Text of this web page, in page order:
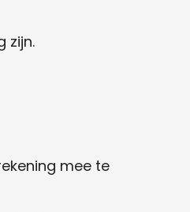
zijn.
mee te